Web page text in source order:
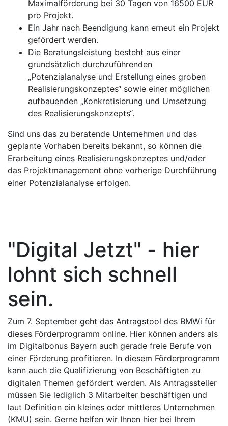
Maximalförderung bei 30 Tagen von 16500 EUR
pro Projekt.
Ein Jahr nach Beendigung kann erneut ein Projekt
gefördert werden.
Die Beratungsleistung besteht aus einer
grundsätzlich durchzuführenden
„Potenzialanalyse und Erstellung eines groben
Realisierungskonzeptes“ sowie einer möglichen
aufbauenden „Konkretisierung und Umsetzung
des Realisierungskonzepts“.
Sind uns das zu beratende Unternehmen und das
geplante Vorhaben bereits bekannt, so können die
Erarbeitung eines Realisierungskonzeptes und/oder
das Projektmanagement ohne vorherige Durchführung
einer Potenzialanalyse erfolgen.
"Digital Jetzt" - hier
lohnt sich schnell
sein.
Zum 7. September geht das Antragstool des BMWi für
dieses Förderprogramm online. Hier können anders als
im Digitalbonus Bayern auch gerade freie Berufe von
einer Förderung profitieren. In diesem Förderprogramm
kann auch die Qualifizierung von Beschäftigten zu
digitalen Themen gefördert werden. Als Antragssteller
müssen Sie lediglich 3 Mitarbeiter beschäftigen und
laut Definition ein kleines oder mittleres Unternehmen
(KMU) sein. Gerne helfen wir Ihnen hier bei Ihrem